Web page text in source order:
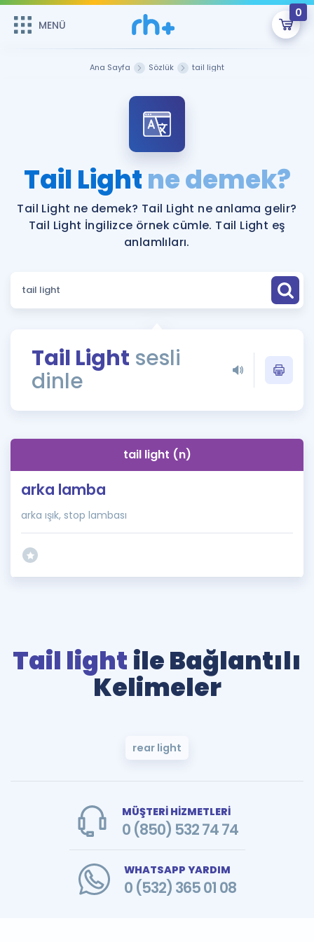
MENÜ
0
Şifremi Hatırlamıyorum
ÜYE DEĞİLİM
Sepetin Şu An Boş.
Remzi Hoca ile seni sınava hazırlayacak onlarca eğitim seni
bekliyor!
MENÜ
Katılımcı Görüşleri
Faydalı Araçlar
Sözlük
Rehberlik Aracı
ÖSYM Sınav Takvimi
İngilizce Gramer
Hakkımızda
Ana Sayfa Sözlük tail light
Tail Lightne demek?
Tail Light ne demek? Tail Light ne anlama gelir?
Tail Light İngilizce örnek cümle. Tail Light eş
anlamlıları.
Tail Light sesli
dinle
tail light (n)
arka lamba
arka ışık, stop lambası
Tail light ile Bağlantılı
Kelimeler
rear light
MÜŞTERİ HİZMETLERİ
0 (850) 532 74 74
WHATSAPP YARDIM
0 (532) 365 01 08